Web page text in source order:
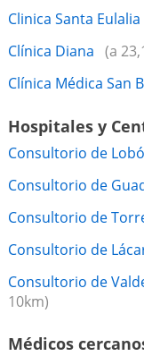
Clinica Santa Eulalia
Clínica Diana (a
Clínica Médica San
Hospitales y
Consultorio de
Consultorio de
Consultorio de
Consultorio de
Consultorio de
10km)
Médicos